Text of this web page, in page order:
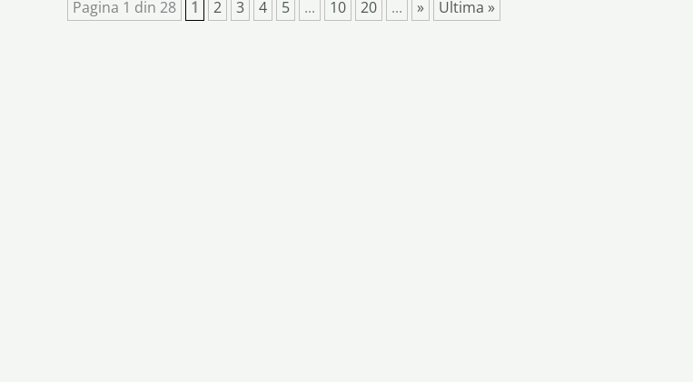
Pagina 1 din 28 1 2 3 4 5 ... 10 20 ... » Ultima »